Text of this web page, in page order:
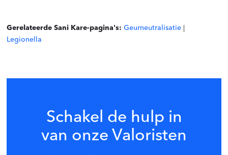
Gerelateerde Sani Kare-pagina's: Geurneutralisatie
Legionella
Schakel de hulp in
van onze Valoristen